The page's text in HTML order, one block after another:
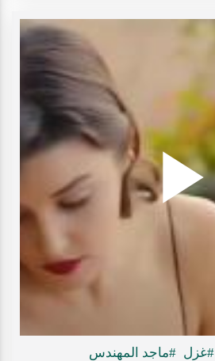
Play
#غزل #ماجد المهندس